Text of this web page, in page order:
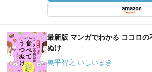
最新版 マンガでわかる ココロの
ぬけ
奥平智之 いしいまき